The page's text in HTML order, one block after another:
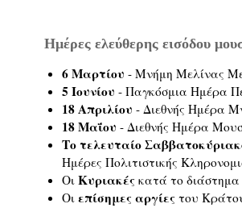
Ημέρες ελεύθερης εισόδου
6 Μαρτίου - Μνήμη Μελίνας
5 Ιουνίου - Παγκόσμια Ημέρα
18 Απριλίου - Διεθνής Ημέρα
18 Μαΐου - Διεθνής Ημέρα
Tο τελευταίο
Ημέρες Πολιτιστικής
Οι Κυριακές κατά το
Οι επίσημες αργίες του